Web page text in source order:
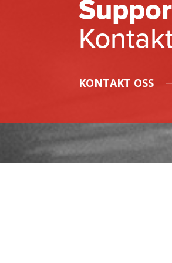
KONTAKT OSS